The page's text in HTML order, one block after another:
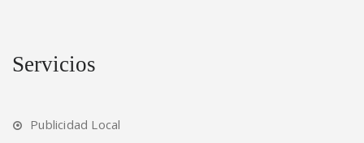
Servicios
Publicidad Local